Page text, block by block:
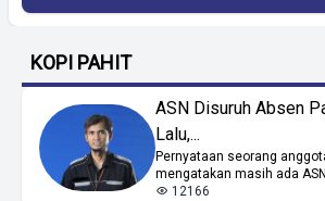
KOPI PAHIT
ASN Disuruh Absen
Lalu,...
Pernyataan seorang
mengatakan masih ada
12166